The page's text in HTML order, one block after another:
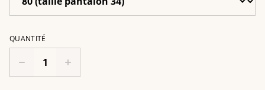
QUANTITÉ